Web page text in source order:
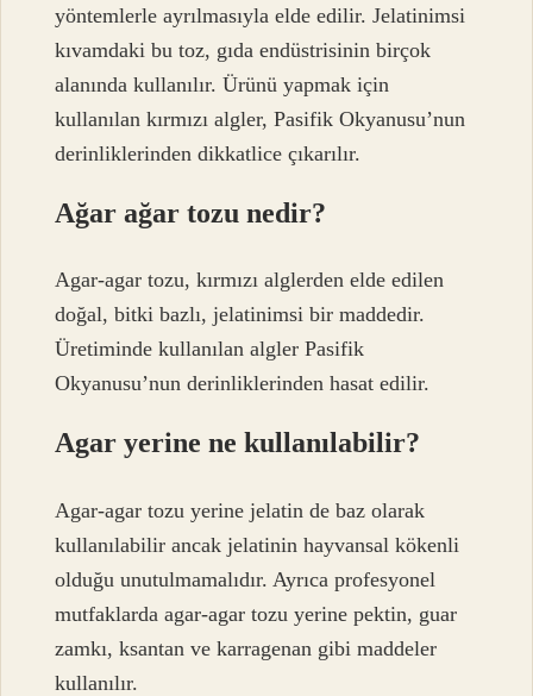
yöntemlerle ayrılmasıyla elde edilir. Jelatinimsi
kıvamdaki bu toz, gıda endüstrisinin birçok
alanında kullanılır. Ürünü yapmak için
kullanılan kırmızı algler, Pasifik Okyanusu’nun
derinliklerinden dikkatlice çıkarılır.
Ağar ağar tozu nedir?
Agar-agar tozu, kırmızı alglerden elde edilen
doğal, bitki bazlı, jelatinimsi bir maddedir.
Üretiminde kullanılan algler Pasifik
Okyanusu’nun derinliklerinden hasat edilir.
Agar yerine ne kullanılabilir?
Agar-agar tozu yerine jelatin de baz olarak
kullanılabilir ancak jelatinin hayvansal kökenli
olduğu unutulmamalıdır. Ayrıca profesyonel
mutfaklarda agar-agar tozu yerine pektin, guar
zamkı, ksantan ve karragenan gibi maddeler
kullanılır.